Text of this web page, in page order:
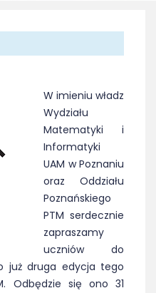
W imieniu władz
Wydziału
Matematyki i
Informatyki
UAM w Poznaniu
oraz Oddziału
Poznańskiego
PTM serdecznie
zapraszamy
uczniów do
już druga edycja tego
Odbędzie się ono 31